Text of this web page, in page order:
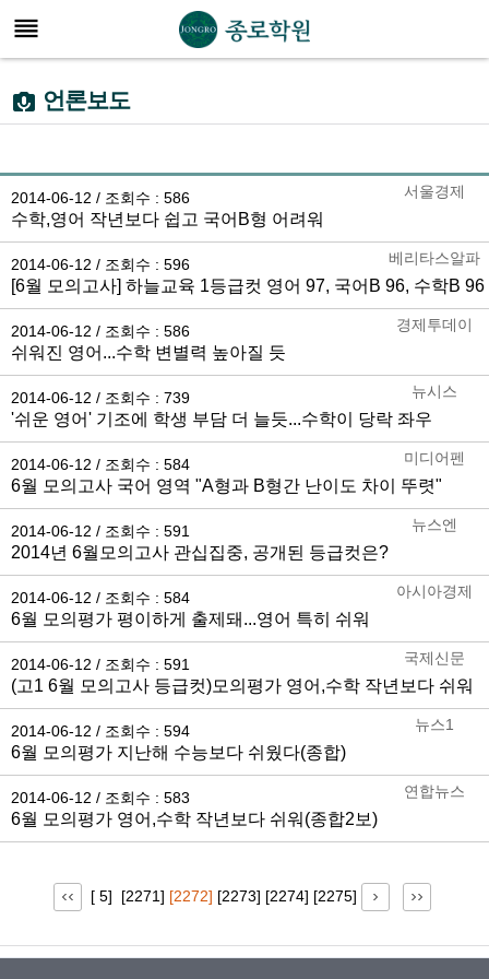

 언론보도
2014-06-12 / 조회수 : 586 서울경제
수학,영어 작년보다 쉽고 국어B형 어려워
2014-06-12 / 조회수 : 596 베리타스알파
[6월 모의고사] 하늘교육 1등급컷 영어 97, 국어B 96, 수학B 96
2014-06-12 / 조회수 : 586 경제투데이
쉬워진 영어...수학 변별력 높아질 듯
2014-06-12 / 조회수 : 739 뉴시스
'쉬운 영어' 기조에 학생 부담 더 늘듯...수학이 당락 좌우
2014-06-12 / 조회수 : 584 미디어펜
6월 모의고사 국어 영역 "A형과 B형간 난이도 차이 뚜렷"
2014-06-12 / 조회수 : 591 뉴스엔
2014년 6월모의고사 관십집중, 공개된 등급컷은?
2014-06-12 / 조회수 : 584 아시아경제
6월 모의평가 평이하게 출제돼...영어 특히 쉬워
2014-06-12 / 조회수 : 591 국제신문
(고1 6월 모의고사 등급컷)모의평가 영어,수학 작년보다 쉬워
2014-06-12 / 조회수 : 594 뉴스1
6월 모의평가 지난해 수능보다 쉬웠다(종합)
2014-06-12 / 조회수 : 583 연합뉴스
6월 모의평가 영어,수학 작년보다 쉬워(종합2보)
[ 5] [2271] [2272] [2273] [2274] [2275]